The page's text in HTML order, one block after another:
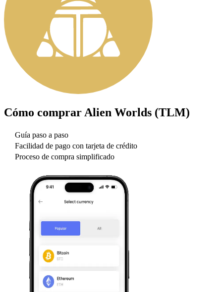
Cómo comprar Alien Worlds (TLM)
Guía paso a paso
Facilidad de pago con tarjeta de crédito
Proceso de compra simplificado